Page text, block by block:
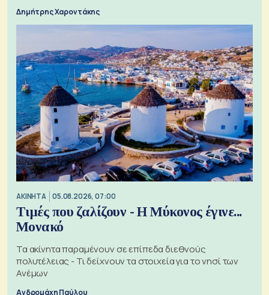
Δημήτρης Χαροντάκης
ΑΚΙΝΗΤΑ 05.08.2026, 07:00
Τιμές που ζαλίζουν - Η Μύκονος έγινε...
Μονακό
Τα ακίνητα παραμένουν σε επίπεδα διεθνούς
πολυτέλειας - Τι δείχνουν τα στοιχεία για το νησί των
Ανέμων
Ανδρομάχη Παύλου